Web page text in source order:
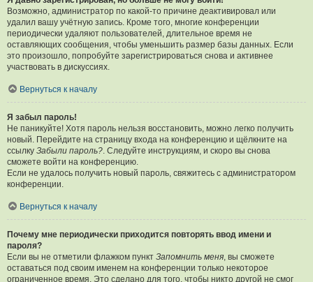
Возможно, администратор по какой-то причине деактивировал или
удалил вашу учётную запись. Кроме того, многие конференции
периодически удаляют пользователей, длительное время не
оставляющих сообщения, чтобы уменьшить размер базы данных. Если
это произошло, попробуйте зарегистрироваться снова и активнее
участвовать в дискуссиях.
Вернуться к началу
Я забыл пароль!
Не паникуйте! Хотя пароль нельзя восстановить, можно легко получить
новый. Перейдите на страницу входа на конференцию и щёлкните на
ссылку Забыли пароль?. Следуйте инструкциям, и скоро вы снова
сможете войти на конференцию.
Если не удалось получить новый пароль, свяжитесь с администратором
конференции.
Вернуться к началу
Почему мне периодически приходится повторять ввод имени и
пароля?
Если вы не отметили флажком пункт Запомнить меня, вы сможете
оставаться под своим именем на конференции только некоторое
ограниченное время. Это сделано для того, чтобы никто другой не смог